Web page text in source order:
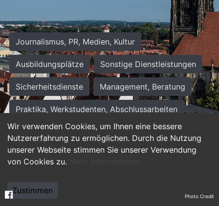
Wir verwenden Cookies, um Ihnen eine bessere
Nutzererfahrung zu ermöglichen. Durch die Nutzung
unserer Webseite stimmen Sie unserer Verwendung
von Cookies zu. Mehr Informationen
Zustimmen
Journalismus, PR, Medien, Kultur
Ausbildungsplätze Sonstige Dienstleistungen
Sicherheitsdienste Management, Beratung
Praktika, Werkstudenten, Abschlussarbeiten
Personalwesen Assistenz, Sekretariat
Hilfskräfte, Aushilfs- und Nebenjobs
Weiterbildung, Studium, duale Ausbildung Photo Credit